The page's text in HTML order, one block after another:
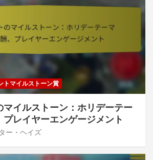
トマイルストーン賞
マイルストーン：ホリデーテー
プレイヤーエンゲージメント
ー・ヘイズ